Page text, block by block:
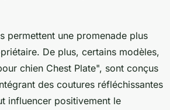
permettent une promenade plus
De plus, certains modèles,
chien Chest Plate", sont conçus
des coutures réfléchissantes
influencer positivement le